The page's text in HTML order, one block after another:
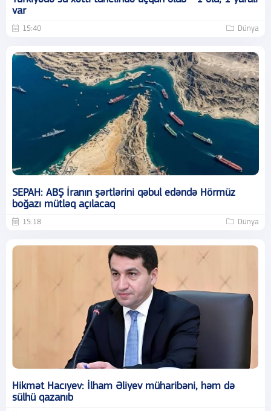
var
15:40 Dünya
SEPAH: ABŞ İranın şərtlərini qəbul edəndə Hörmüz
boğazı mütləq açılacaq
15:18 Dünya
Hikmət Hacıyev: İlham Əliyev müharibəni, həm də
sülhü qazanıb